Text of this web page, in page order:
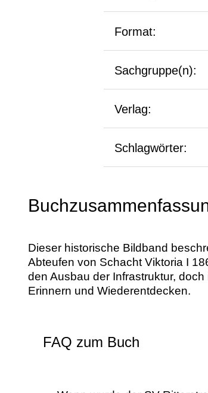
Format:
Sachgruppe(n):
Verlag:
Schlagwörter:
Dieser historische Bildband
Abteufen von Schacht Viktoria I
den Ausbau der Infrastruktur,
Erinnern und Wiederentdecken.
FAQ zum Buch